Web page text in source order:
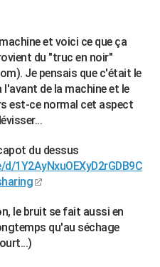
et voici ce que ça
du "truc en noir"
Je pensais que c'était le
de la machine et le
est-ce normal cet aspect
du dessus
1Y2AyNxuOEXyD2rGDB9C
le bruit se fait aussi en
qu'au séchage